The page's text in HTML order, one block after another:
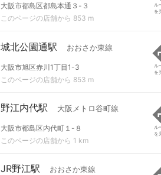
大阪市都島区都島本通３-３
このページの店舗から 853 m
ル
を
城北公園通駅 おおさか東線
大阪市旭区赤川1丁目1-3
このページの店舗から 853 m
ル
を
野江内代駅 大阪メトロ谷町線
大阪市都島区内代町１-８
このページの店舗から 1 km
ル
を
JR野江駅 おおさか東線